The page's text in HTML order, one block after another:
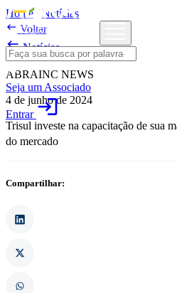
Seja um Associado
Entrarlogin
Home/Notícias
 Voltar
Notícias
ABRAINC NEWS
4 de junho de 2024
Trisul investe na capacitação de sua
do mercado
Compartilhar: